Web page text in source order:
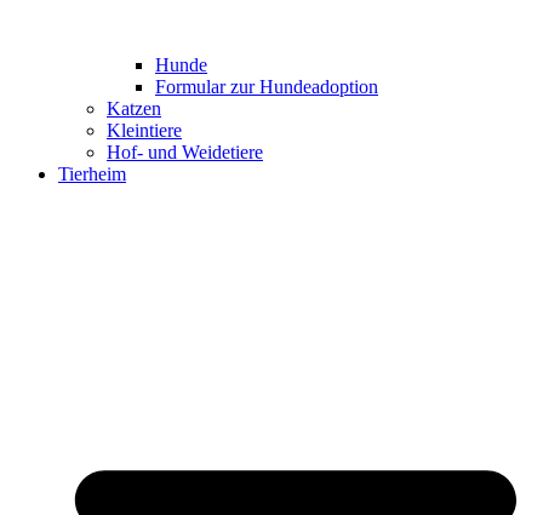
Hunde
Formular zur Hundeadoption
Katzen
Kleintiere
Hof- und Weidetiere
Tierheim